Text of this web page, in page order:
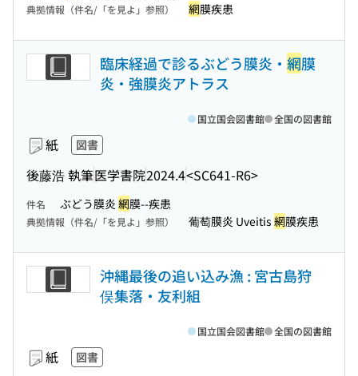
典拠情報（件名/「を見よ」参照） 網膜疾患
臨床経過で診るぶどう膜炎・ 網膜
炎・強膜炎アトラス
紙 図書
後藤浩 執筆医学書院2024.4<SC641-R6>
国立国会図書館 全国の図書館
件名 ぶどう膜炎 網膜--疾患
典拠情報（件名/「を見よ」参照） 葡萄膜炎 Uveitis 網膜疾患
沖縄最後の追い込み漁 : 宮古島狩
俣集落・友利組
紙 図書
国立国会図書館 全国の図書館